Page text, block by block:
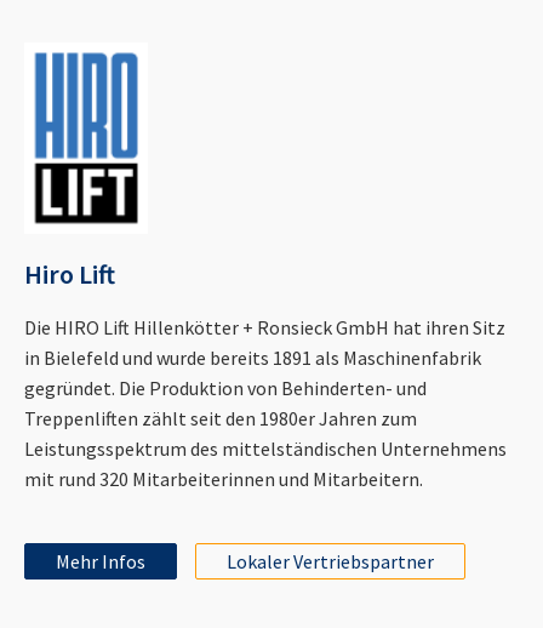
Hiro Lift
Die HIRO Lift Hillenkötter + Ronsieck GmbH hat ihren Sitz
in Bielefeld und wurde bereits 1891 als Maschinenfabrik
gegründet. Die Produktion von Behinderten- und
Treppenliften zählt seit den 1980er Jahren zum
Leistungsspektrum des mittelständischen Unternehmens
mit rund 320 Mitarbeiterinnen und Mitarbeitern.
Mehr Infos Lokaler Vertriebspartner